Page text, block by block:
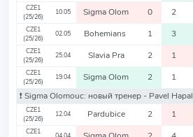
CZE1
(25/26)
10.05 Sigma Olom 0 2
CZE1
(25/26)
02.05 Bohemians 1 3
CZE1
(25/26)
25.04 Slavia Pra 2 1
CZE1
(25/26)
19.04 Sigma Olom 2 1
❗️ Sigma Olomouc: новый тренер - Pavel Hapal
CZE1
(25/26)
12.04 Pardubice 2 1
CZE1